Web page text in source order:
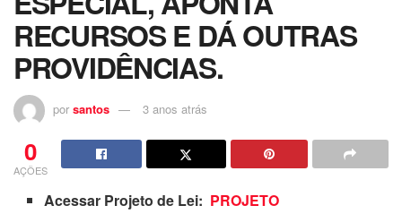
RECURSOS E DÁ OUTRAS
PROVIDÊNCIAS.
por santos 3 anos atrás
0
AÇÕES
Acessar Projeto de Lei: PROJETO